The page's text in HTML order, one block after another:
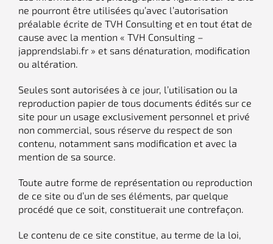
ne pourront être utilisées qu’avec l’autorisation
préalable écrite de TVH Consulting et en tout état de
cause avec la mention « TVH Consulting –
japprendslabi.fr » et sans dénaturation, modification
ou altération.
Seules sont autorisées à ce jour, l’utilisation ou la
reproduction papier de tous documents édités sur ce
site pour un usage exclusivement personnel et privé
non commercial, sous réserve du respect de son
contenu, notamment sans modification et avec la
mention de sa source.
Toute autre forme de représentation ou reproduction
de ce site ou d’un de ses éléments, par quelque
procédé que ce soit, constituerait une contrefaçon.
Le contenu de ce site constitue, au terme de la loi,